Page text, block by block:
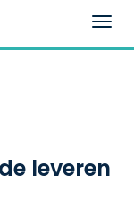
leveren